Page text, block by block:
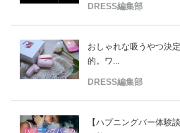
DRESS編集部
おしゃれな吸うやつ決
的。ワ...
DRESS編集部
【ハプニングバー体験